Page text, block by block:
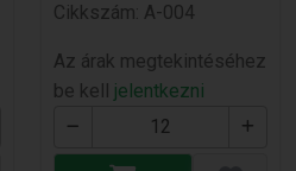
Cikkszám: A-004
Az árak megtekintéséhez
be kell jelentkezni